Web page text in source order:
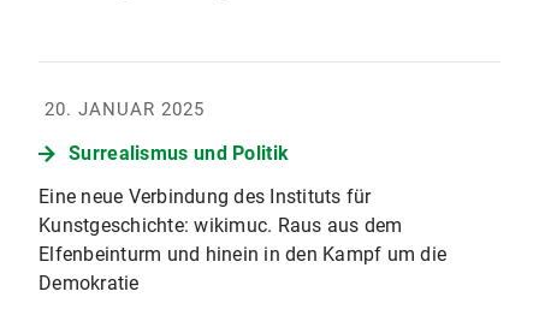
20. JANUAR 2025
Surrealismus und Politik
Eine neue Verbindung des Instituts für
Kunstgeschichte: wikimuc. Raus aus dem
Elfenbeinturm und hinein in den Kampf um die
Demokratie